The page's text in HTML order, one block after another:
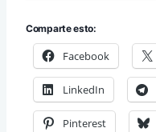
Comparte esto:
Facebook
LinkedIn
Pinterest